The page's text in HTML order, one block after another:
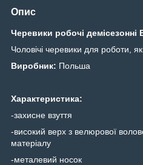
Опис
Черевики робочі
Чоловічі черевики для роботи,
Виробник: Польша
Характеристика:
-захисне взуття
-високий верх з велюрової
матеріалу
-металевий носок